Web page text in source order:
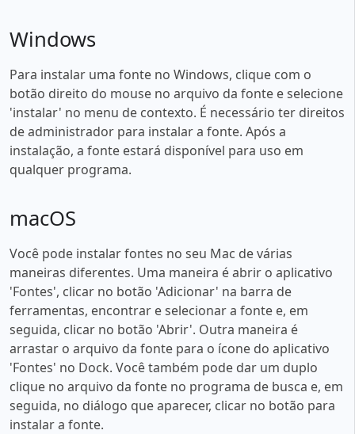
Windows
Para instalar uma fonte no Windows, clique com o
botão direito do mouse no arquivo da fonte e selecione
'instalar' no menu de contexto. É necessário ter direitos
de administrador para instalar a fonte. Após a
instalação, a fonte estará disponível para uso em
qualquer programa.
macOS
Você pode instalar fontes no seu Mac de várias
maneiras diferentes. Uma maneira é abrir o aplicativo
'Fontes', clicar no botão 'Adicionar' na barra de
ferramentas, encontrar e selecionar a fonte e, em
seguida, clicar no botão 'Abrir'. Outra maneira é
arrastar o arquivo da fonte para o ícone do aplicativo
'Fontes' no Dock. Você também pode dar um duplo
clique no arquivo da fonte no programa de busca e, em
seguida, no diálogo que aparecer, clicar no botão para
instalar a fonte.